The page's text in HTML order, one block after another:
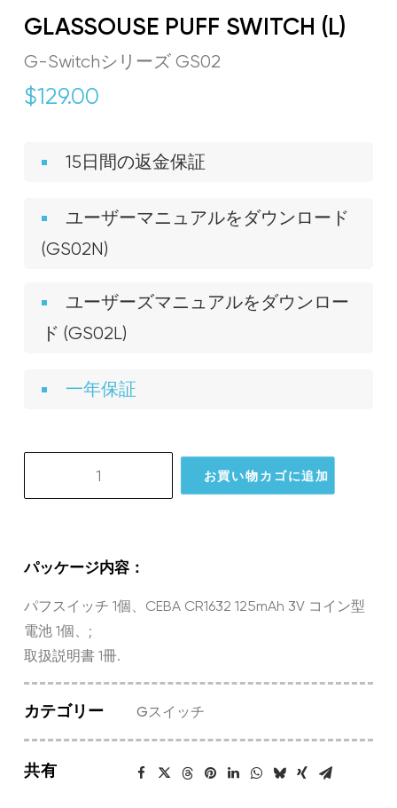
GLASSOUSE PUFF SWITCH (L)
G-Switchシリーズ GS02
$129.00
15日間の返金保証
ユーザーマニュアルをダウンロード
(GS02N)
ユーザーズマニュアルをダウンロー
ド (GS02L)
一年保証
お買い物カゴに追加
パッケージ内容：
パフスイッチ 1個、CEBA CR1632 125mAh 3V コイン型
電池 1個、;
取扱説明書 1冊.
カテゴリー Gスイッチ
共有